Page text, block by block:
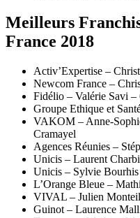
Meilleurs
France 2018
Activ’Expertise –
Newcom France –
Fidélio – Valérie Savi –
Groupe Ethique et
VAKOM – Anne-
Cramayel
Agences Réunies –
Unicis – Laurent
Unicis – Sylvie
L’Orange Bleue –
VIVAL – Julien
Guinot – Laurence